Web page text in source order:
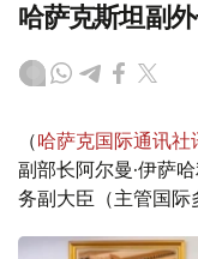
哈萨克斯坦副
（哈萨克国际通讯社
副部长阿尔曼·伊萨
务副大臣（主管国际